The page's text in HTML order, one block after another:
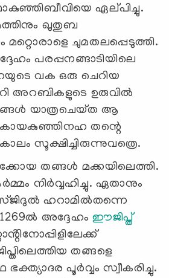
ഏല്‌പിച്ചു.
ഖുതുബ
ചുമതലപ്പെടുത്തി.
പരപ്പനങ്ങാടിയിലെ
വക ഒരു ചെറിയ
അറബികളുടെ ഉരുവിൽ
യാത്രചെയ്‌ത ആ
തന്റെ
സൂക്ഷിച്ചിരുന്നുവത്രെ.
തങ്ങൾ മക്കയിലെത്തി.
നിർവ്വഹിച്ചു. ഏതാനും
ഹറാമിൽതന്നെ
അദ്ദേഹം ഈജിപ്ത്
തങ്ങളെ
പൂർവ്വം സ്വീകരിച്ചു.